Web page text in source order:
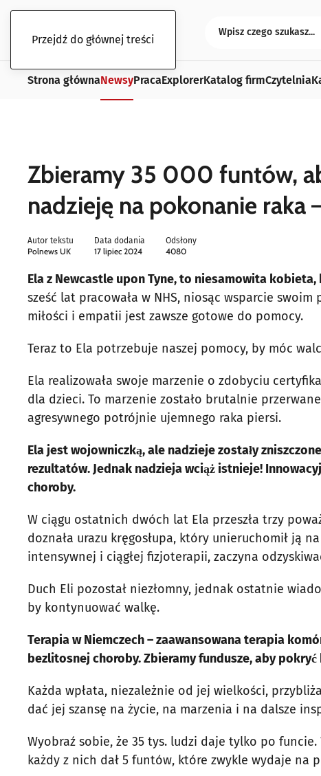
Przejdź do głównej treści
Strona głównaNewsyPracaExplorerKatalog firmCzytelnia
Zbieramy 35 000 funtów,
nadzieję na pokonanie raka
Autor tekstu
Polnews UK
Data dodania
17 lipiec 2024
Odsłony
4080
Ela z Newcastle upon Tyne, to niesamowita
sześć lat pracowała w NHS, niosąc wsparcie
miłości i empatii jest zawsze gotowe do pomocy.
Teraz to Ela potrzebuje naszej pomocy, by móc
Ela realizowała swoje marzenie o zdobyciu
dla dzieci. To marzenie zostało brutalnie
agresywnego potrójnie ujemnego raka piersi.
Ela jest wojowniczką, ale nadzieje zostały
rezultatów. Jednak nadzieja wciąż istnieje!
choroby.
W ciągu ostatnich dwóch lat Ela przeszła trzy
doznała urazu kręgosłupa, który unieruchomił ją
intensywnej i ciągłej fizjoterapii, zaczyna
Duch Eli pozostał niezłomny, jednak ostatnie
by kontynuować walkę.
Terapia w Niemczech – zaawansowana terapia
bezlitosnej choroby. Zbieramy fundusze, aby
Każda wpłata, niezależnie od jej wielkości,
dać jej szansę na życie, na marzenia i na dalsze
Wyobraź sobie, że 35 tys. ludzi daje tylko po
każdy z nich dał 5 funtów, które zwykle wydaje na